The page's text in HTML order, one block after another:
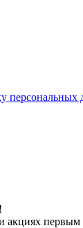
персональных
акциях первым